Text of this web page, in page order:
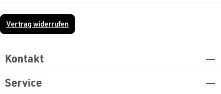
Vertrag widerrufen
Kontakt
Service